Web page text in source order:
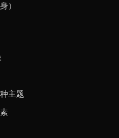
）
主题